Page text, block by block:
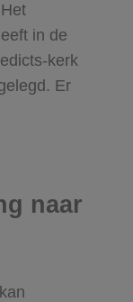
in de
kerk
Er
naar